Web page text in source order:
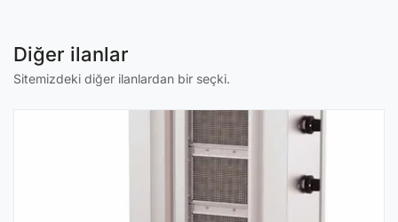
Diğer ilanlar
Sitemizdeki diğer ilanlardan bir seçki.